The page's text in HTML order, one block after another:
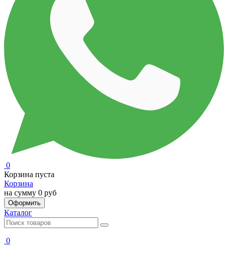
0
Корзина пуста
Корзина
на сумму 0 руб
Оформить
Каталог
0